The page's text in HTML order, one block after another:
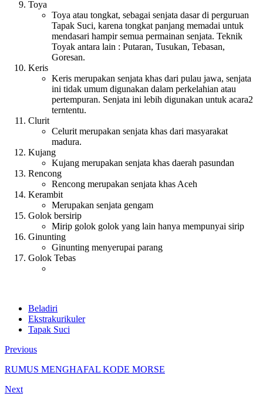
Toya
Toya atau tongkat, sebagai senjata dasar di perguruan
Tapak Suci, karena tongkat panjang memadai untuk
mendasari hampir semua permainan senjata. Teknik
Toyak antara lain : Putaran, Tusukan, Tebasan,
Goresan.
Keris
Keris merupakan senjata khas dari pulau jawa, senjata
ini tidak umum digunakan dalam perkelahian atau
pertempuran. Senjata ini lebih digunakan untuk acara2
terntentu.
Clurit
Celurit merupakan senjata khas dari masyarakat
madura.
Kujang
Kujang merupakan senjata khas daerah pasundan
Rencong
Rencong merupakan senjata khas Aceh
Kerambit
Merupakan senjata gengam
Golok bersirip
Mirip golok golok yang lain hanya mempunyai sirip
Ginunting
Ginunting menyerupai parang
Golok Tebas
Beladiri
Ekstrakurikuler
Tapak Suci
Previous
RUMUS MENGHAFAL KODE MORSE
Next